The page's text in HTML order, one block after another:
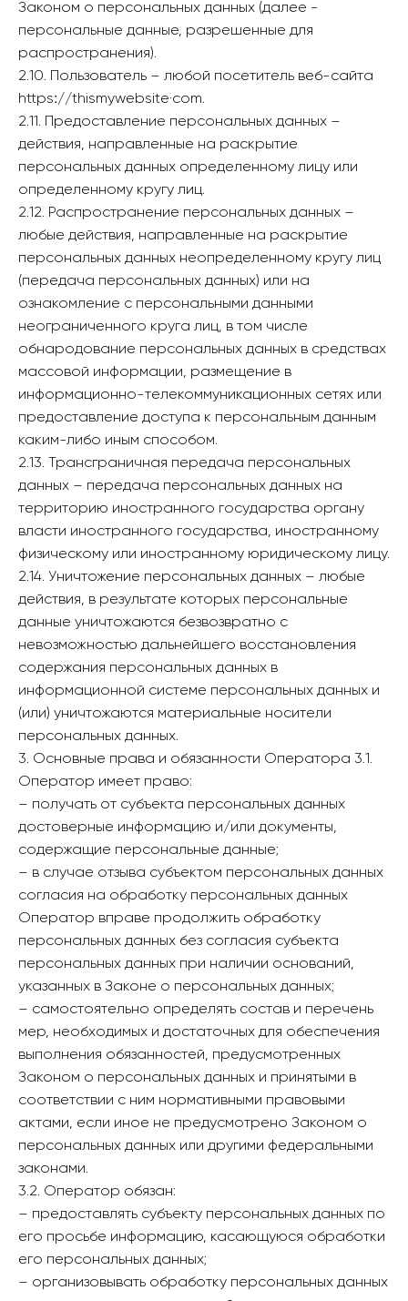
Законом о персональных данных (далее -
персональные данные, разрешенные для
распространения).
2.10. Пользователь – любой посетитель веб-сайта
httpsː//thismywebsite·com.
2.11. Предоставление персональных данных –
действия, направленные на раскрытие
персональных данных определенному лицу или
определенному кругу лиц.
2.12. Распространение персональных данных –
любые действия, направленные на раскрытие
персональных данных неопределенному кругу лиц
(передача персональных данных) или на
ознакомление с персональными данными
неограниченного круга лиц, в том числе
обнародование персональных данных в средствах
массовой информации, размещение в
информационно-телекоммуникационных сетях или
предоставление доступа к персональным данным
каким-либо иным способом.
2.13. Трансграничная передача персональных
данных – передача персональных данных на
территорию иностранного государства органу
власти иностранного государства, иностранному
физическому или иностранному юридическому лицу.
2.14. Уничтожение персональных данных – любые
действия, в результате которых персональные
данные уничтожаются безвозвратно с
невозможностью дальнейшего восстановления
содержания персональных данных в
информационной системе персональных данных и
(или) уничтожаются материальные носители
персональных данных.
3. Основные права и обязанности Оператора 3.1.
Оператор имеет право:
– получать от субъекта персональных данных
достоверные информацию и/или документы,
содержащие персональные данные;
– в случае отзыва субъектом персональных данных
согласия на обработку персональных данных
Оператор вправе продолжить обработку
персональных данных без согласия субъекта
персональных данных при наличии оснований,
указанных в Законе о персональных данных;
– самостоятельно определять состав и перечень
мер, необходимых и достаточных для обеспечения
выполнения обязанностей, предусмотренных
Законом о персональных данных и принятыми в
соответствии с ним нормативными правовыми
актами, если иное не предусмотрено Законом о
персональных данных или другими федеральными
законами.
3.2. Оператор обязан:
– предоставлять субъекту персональных данных по
его просьбе информацию, касающуюся обработки
его персональных данных;
– организовывать обработку персональных данных